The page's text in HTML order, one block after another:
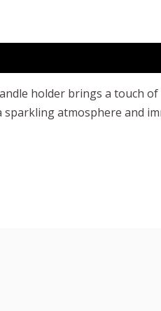
holder brings a touch
atmosphere and